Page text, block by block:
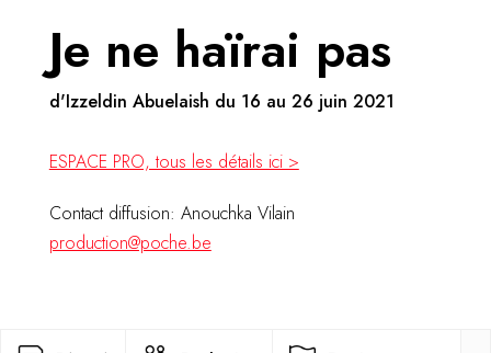
Je ne haïrai pas
d'Izzeldin Abuelaish du 16 au 26 juin 2021
ESPACE PRO, tous les détails ici >
Contact diffusion: Anouchka Vilain
production@poche.be